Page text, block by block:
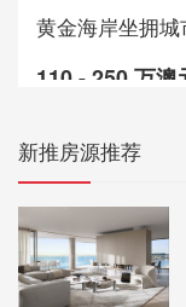
黄金海岸坐拥
110 - 250 万澳
新推房源推荐